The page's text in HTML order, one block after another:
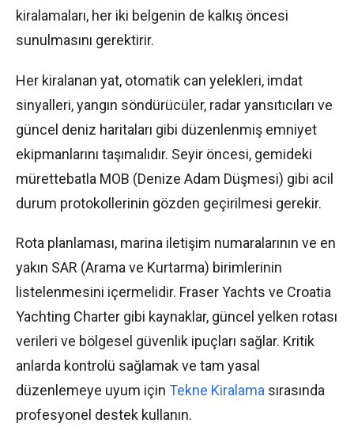
kiralamaları, her iki belgenin de kalkış öncesi
sunulmasını gerektirir.
Her kiralanan yat, otomatik can yelekleri, imdat
sinyalleri, yangın söndürücüler, radar yansıtıcıları ve
güncel deniz haritaları gibi düzenlenmiş emniyet
ekipmanlarını taşımalıdır. Seyir öncesi, gemideki
mürettebatla MOB (Denize Adam Düşmesi) gibi acil
durum protokollerinin gözden geçirilmesi gerekir.
Rota planlaması, marina iletişim numaralarının ve en
yakın SAR (Arama ve Kurtarma) birimlerinin
listelenmesini içermelidir. Fraser Yachts ve Croatia
Yachting Charter gibi kaynaklar, güncel yelken rotası
verileri ve bölgesel güvenlik ipuçları sağlar. Kritik
anlarda kontrolü sağlamak ve tam yasal
düzenlemeye uyum için Tekne Kiralama sırasında
profesyonel destek kullanın.